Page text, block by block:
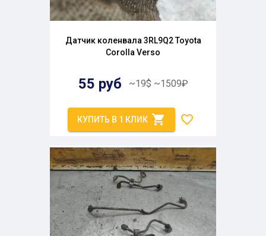
Датчик коленвала 3RL9Q2 Toyota
Corolla Verso
55 руб ~19$ ~1509₽
КУПИТЬ В 1 КЛИК